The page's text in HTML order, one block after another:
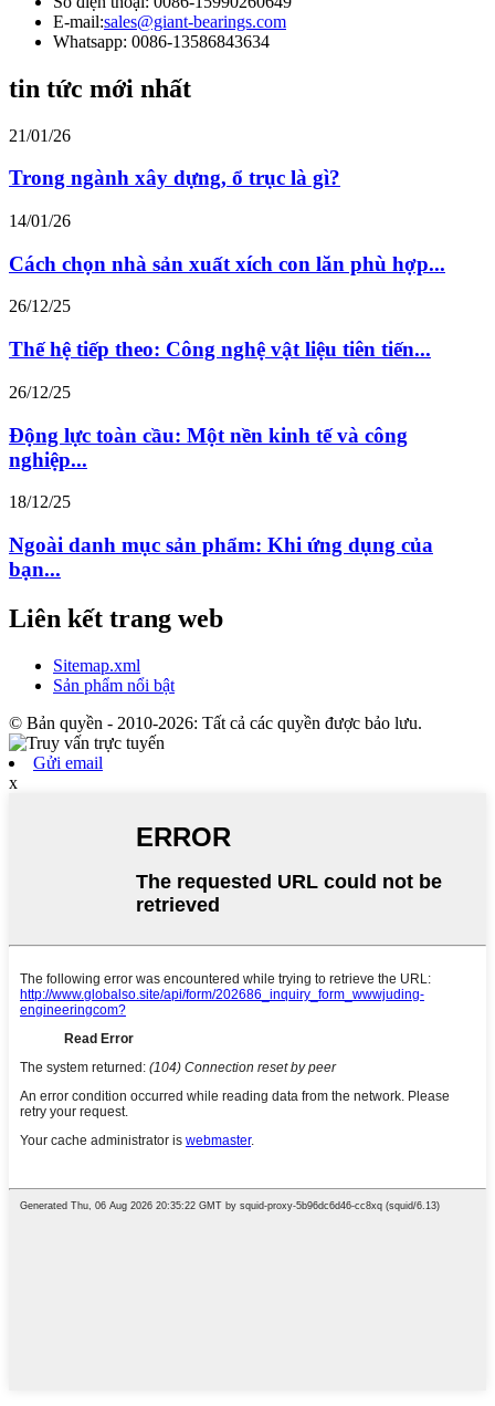
E-mail:sales@giant-bearings.com
Whatsapp: 0086-13586843634
tin tức mới nhất
21/01/26
Trong ngành xây dựng, ổ trục là gì?
14/01/26
Cách chọn nhà sản xuất xích con lăn phù hợp...
26/12/25
Thế hệ tiếp theo: Công nghệ vật liệu tiên tiến...
26/12/25
Động lực toàn cầu: Một nền kinh tế và công
nghiệp...
18/12/25
Ngoài danh mục sản phẩm: Khi ứng dụng của
bạn...
Liên kết trang web
Sitemap.xml
Sản phẩm nổi bật
© Bản quyền - 2010-2026: Tất cả các quyền được bảo lưu.
Gửi email
x